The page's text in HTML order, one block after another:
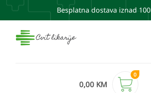
Besplatna dostava iznad
0,00 KM
0